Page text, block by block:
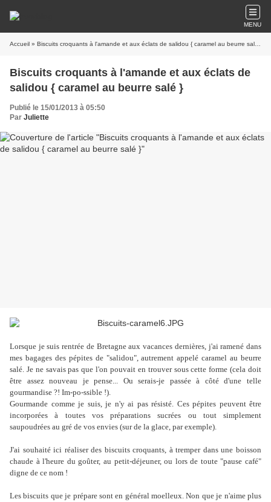
MENU
Accueil » Biscuits croquants à l'amande et aux éclats de salidou { caramel au beurre salé }
Biscuits croquants à l'amande et aux éclats de
salidou { caramel au beurre salé }
Publié le 15/01/2013 à 05:50
Par Juliette
Lorsque je suis rentrée de Bretagne aux vacances dernières, j'ai ramené dans
mes bagages des pépites de "salidou", autrement appelé caramel au beurre
salé. Je ne savais pas que l'on pouvait en trouver sous cette forme (cela doit
être assez nouveau je pense... Ou serais-je passée à côté d'une telle
gourmandise ?! Im-po-ssible !).
Gourmande comme je suis, je n'y ai pas résisté. Ces pépites peuvent être
incorporées à toutes vos préparations sucrées ou tout simplement
saupoudrées au gré de vos envies (sur de la glace, par exemple).
J'ai souhaité ici réaliser des biscuits croquants, à tremper dans une boisson
chaude à l'heure du goûter, au petit-déjeuner, ou lors de toute "pause café"
digne de ce nom !
Les biscuits que je prépare sont en général moelleux. Non que je n'aime plus